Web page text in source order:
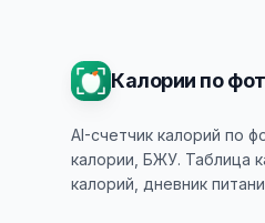
Калории по
AI-счетчик калорий по
калории, БЖУ. Таблица
калорий, дневник